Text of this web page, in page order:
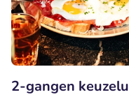
2-gangen